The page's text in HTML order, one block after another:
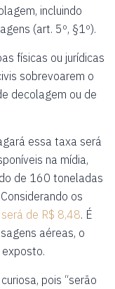
incluindo
(art. 5º, §1º).
físicas ou jurídicas
sobrevoarem o
decolagem ou de
essa taxa será
na mídia,
de 160 toneladas
os
de R$ 8,48. É
aéreas, o
pois “serão